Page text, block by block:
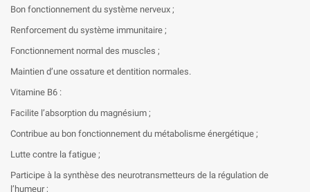
Bon fonctionnement du système nerveux ;
Renforcement du système immunitaire ;
Fonctionnement normal des muscles ;
Maintien d’une ossature et dentition normales.
Vitamine B6 :
Facilite l’absorption du magnésium ;
Contribue au bon fonctionnement du métabolisme énergétique ;
Lutte contre la fatigue ;
Participe à la synthèse des neurotransmetteurs de la régulation de
l’humeur ;